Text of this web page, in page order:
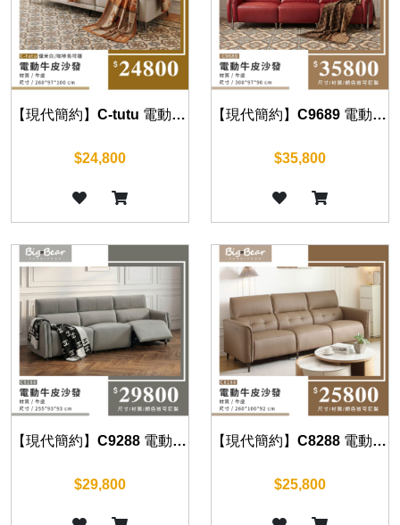
【現代簡約】C-tutu 電動牛皮沙發
$24,800
【現代簡約】C9689 電動牛皮沙發
$35,800
【現代簡約】C9288 電動牛皮沙發
$29,800
【現代簡約】C8288 電動牛皮沙發
$25,800